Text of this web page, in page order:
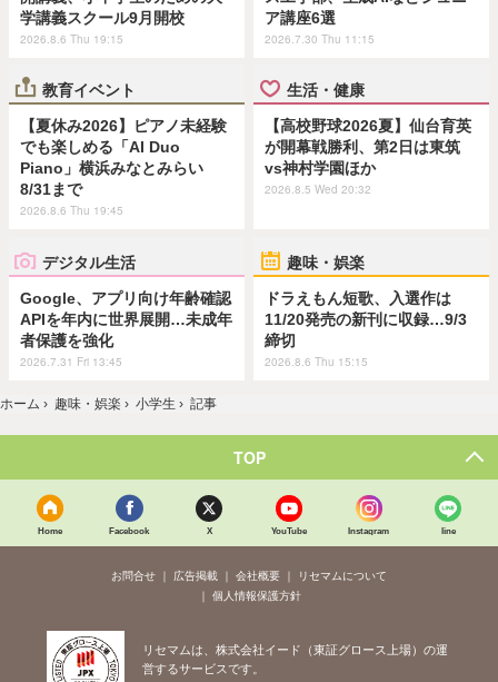
学講義スクール9月開校
2026.8.6 Thu 19:15
ア講座6選
2026.7.30 Thu 11:15
教育イベント
【夏休み2026】ピアノ未経験
でも楽しめる「AI Duo
Piano」横浜みなとみらい
8/31まで
2026.8.6 Thu 19:45
生活・健康
【高校野球2026夏】仙台育英
が開幕戦勝利、第2日は東筑
vs神村学園ほか
2026.8.5 Wed 20:32
デジタル生活
Google、アプリ向け年齢確認
APIを年内に世界展開…未成年
者保護を強化
2026.7.31 Fri 13:45
趣味・娯楽
ドラえもん短歌、入選作は
11/20発売の新刊に収録…9/3
締切
2026.8.6 Thu 15:15
ホーム › 趣味・娯楽 › 小学生 › 記事
TOP
Home Facebook X YouTube Instagram line
お問合せ 広告掲載 会社概要
リセマムについて
個人情報保護方針
リセマムは、株式会社イード（東証グロース上場）の運
営するサービスです。